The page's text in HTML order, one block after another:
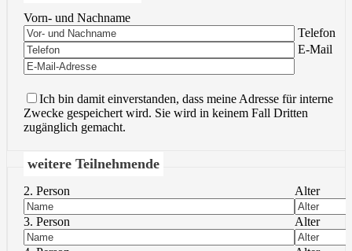
Vorn- und Nachname
Bitte lasse
Telefon
Bitte lasse
E-Mail
Ich bin damit einverstanden, dass meine Adresse für interne
Zwecke gespeichert wird. Sie wird in keinem Fall Dritten
zugänglich gemacht.
weitere Teilnehmende
2. Person Alter
3. Person Alter